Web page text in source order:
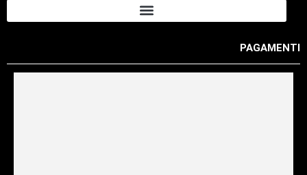
PAGAMENTI